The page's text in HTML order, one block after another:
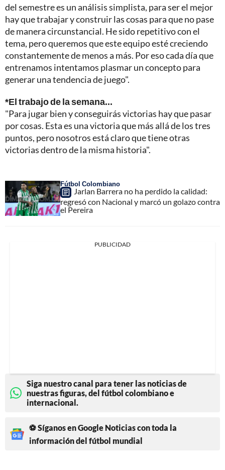
del semestre es un análisis simplista, para ser el mejor
hay que trabajar y construir las cosas para que no pase
de manera circunstancial. He sido repetitivo con el
tema, pero queremos que este equipo esté creciendo
constantemente de menos a más. Por eso cada día que
entrenamos intentamos plasmar un concepto para
generar una tendencia de juego".
*El trabajo de la semana...
"Para jugar bien y conseguirás victorias hay que pasar
por cosas. Esta es una victoria que más allá de los tres
puntos, pero nosotros está claro que tiene otras
victorias dentro de la misma historia".
Fútbol Colombiano
Jarlan Barrera no ha perdido la calidad:
regresó con Nacional y marcó un golazo contra
el Pereira
PUBLICIDAD
Siga nuestro canal para tener las noticias de
nuestras figuras, del fútbol colombiano e
internacional.
⚽ Síganos en Google Noticias con toda la
información del fútbol mundial